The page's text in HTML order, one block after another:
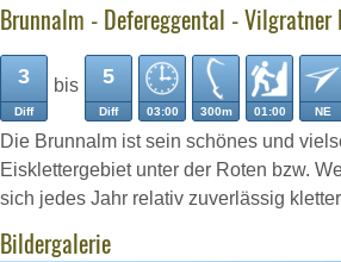
Brunnalm - Defereggental - Vilgratner
3
Diff
bis 5
Diff 03:00 300m 01:00 NE
Die Brunnalm ist sein schönes und
Eisklettergebiet unter der Roten bzw.
sich jedes Jahr relativ zuverlässig
Bildergalerie